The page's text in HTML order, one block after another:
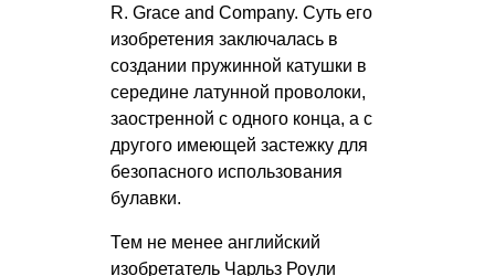
R. Grace and Company. Суть его
изобретения заключалась в
создании пружинной катушки в
середине латунной проволоки,
заостренной с одного конца, а с
другого имеющей застежку для
безопасного использования
булавки.
Тем не менее английский
изобретатель Чарльз Роули